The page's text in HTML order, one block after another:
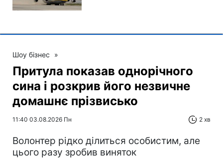
Шоу бізнес »
Притула показав однорічного
сина і розкрив його незвичне
домашнє прізвисько
11:40 03.08.2026 Пн 2 хв
Волонтер рідко ділиться особистим, але
цього разу зробив виняток